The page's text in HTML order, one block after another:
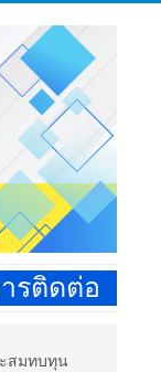
รติดต่อ
สมทบทุน